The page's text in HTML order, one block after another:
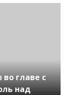
главе с
над